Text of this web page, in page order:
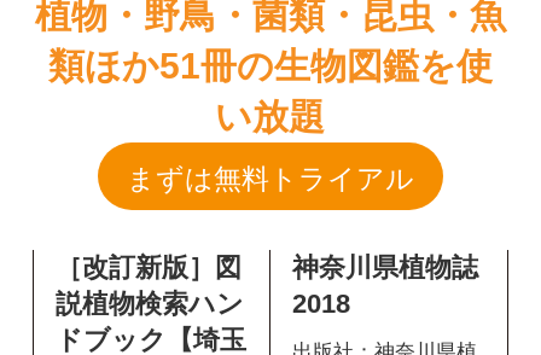
［改訂新版］図
説植物検索ハン
出版社：さきたま出
出版年：2020
神奈川県植物誌
2018
出版社：神奈川県植
物誌調査会
掲載ページ： 1538